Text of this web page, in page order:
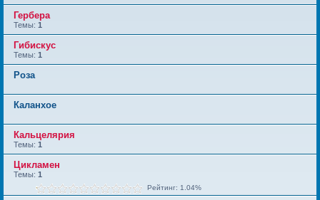
Гербера
Темы: 1
Гибискус
Темы: 1
Роза
Каланхое
Кальцелярия
Темы: 1
Цикламен
Темы: 1
Рейтинг: 1.04%